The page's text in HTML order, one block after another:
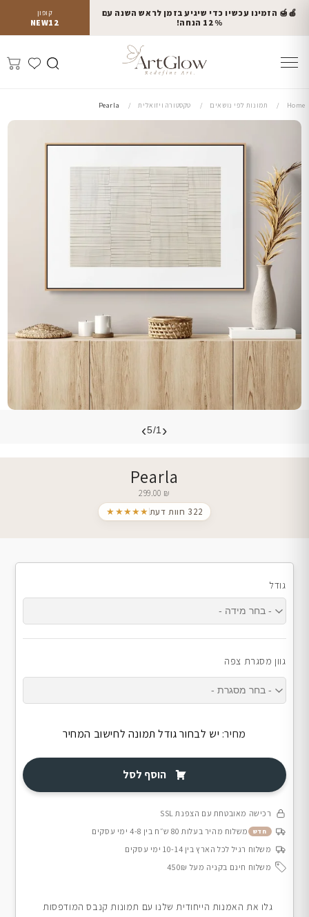
קופון
NEW12
🍎🍯 הזמינו עכשיו כדי שיגיע בזמן לראש השנה עם
12% הנחה!
Home תמונות לפי נושאים טקסטורה ויזואלית Pearla
‹
5/1
›
Pearla
299.00 ₪
★★★★★
322 חוות דעת
גודל
גוון מסגרת צפה
מחיר: יש לבחור גודל תמונה לחישוב המחיר
הוסף לסל
רכישה מאובטחת עם הצפנת SSL
חדש
משלוח מהיר בעלות 80 ש״ח בין 4-8 ימי עסקים
משלוח רגיל לכל הארץ בין 10-14 ימי עסקים
משלוח חינם בקניה מעל 450₪
גלו את האמנות הייחודית שלנו עם תמונות קנבס המודפסות